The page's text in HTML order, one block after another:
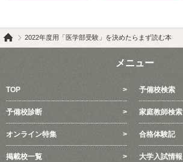
2022年度用「医学部受験」を決めたらまず読む本
メニュー
TOP 予備校検索
予備校診断 家庭教師検索
オンライン特集 合格体験記
掲載校一覧 大学入試情報